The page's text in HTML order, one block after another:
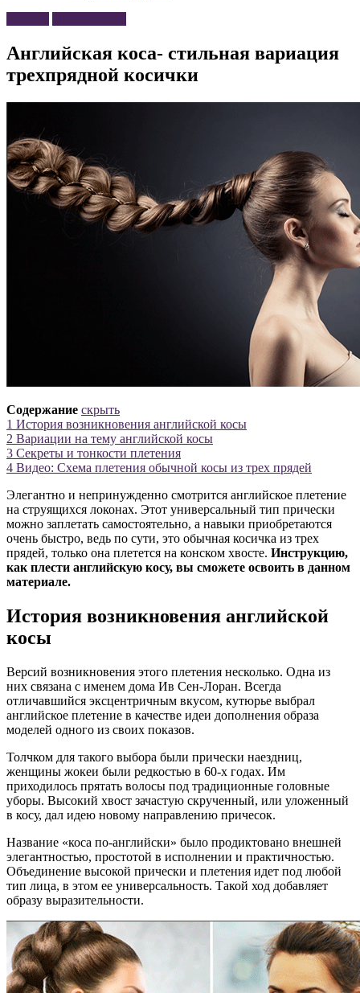
Английская коса- стильная вариация
трехпрядной косички
Содержание скрыть
1 История возникновения английской косы
2 Вариации на тему английской косы
3 Секреты и тонкости плетения
4 Видео: Схема плетения обычной косы из трех прядей
Элегантно и непринужденно смотрится английское плетение
на струящихся локонах. Этот универсальный тип прически
можно заплетать самостоятельно, а навыки приобретаются
очень быстро, ведь по сути, это обычная косичка из трех
прядей, только она плетется на конском хвосте. Инструкцию,
как плести английскую косу, вы сможете освоить в данном
материале.
История возникновения английской
косы
Версий возникновения этого плетения несколько. Одна из
них связана с именем дома Ив Сен-Лоран. Всегда
отличавшийся эксцентричным вкусом, кутюрье выбрал
английское плетение в качестве идеи дополнения образа
моделей одного из своих показов.
Толчком для такого выбора были прически наездниц,
женщины жокеи были редкостью в 60-х годах. Им
приходилось прятать волосы под традиционные головные
уборы. Высокий хвост зачастую скрученный, или уложенный
в косу, дал идею новому направлению причесок.
Название «коса по-английски» было продиктовано внешней
элегантностью, простотой в исполнении и практичностью.
Объединение высокой прически и плетения идет под любой
тип лица, в этом ее универсальность. Такой ход добавляет
образу выразительности.